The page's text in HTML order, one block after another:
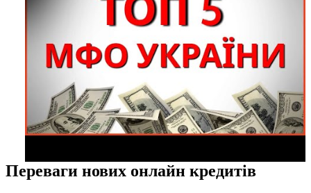
Переваги нових онлайн кредитів